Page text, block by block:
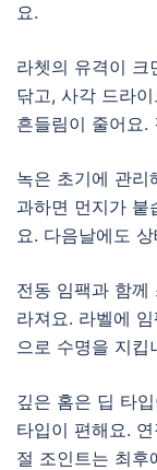
요.
라쳇의 유격이 크
닦고, 사각 드라
흔들림이 줄어요.
녹은 초기에 관리
과하면 먼지가 붙
요. 다음날에도
전동 임팩과 함께
라져요. 라벨에
으로 수명을 지킵
깊은 홈은 딥 타
타입이 편해요.
절 조인트는 최후